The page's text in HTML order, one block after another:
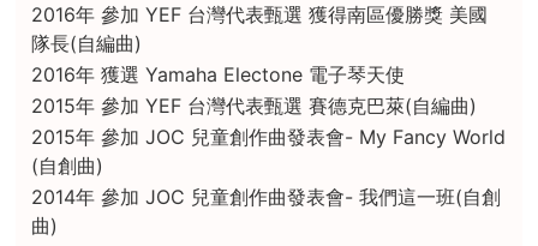
2016年 參加 YEF 台灣代表甄選 獲得南區優勝獎 美國
隊長(自編曲)
2016年 獲選 Yamaha Electone 電子琴天使
2015年 參加 YEF 台灣代表甄選 賽德克巴萊(自編曲)
2015年 參加 JOC 兒童創作曲發表會- My Fancy World
(自創曲)
2014年 參加 JOC 兒童創作曲發表會- 我們這一班(自創
曲)